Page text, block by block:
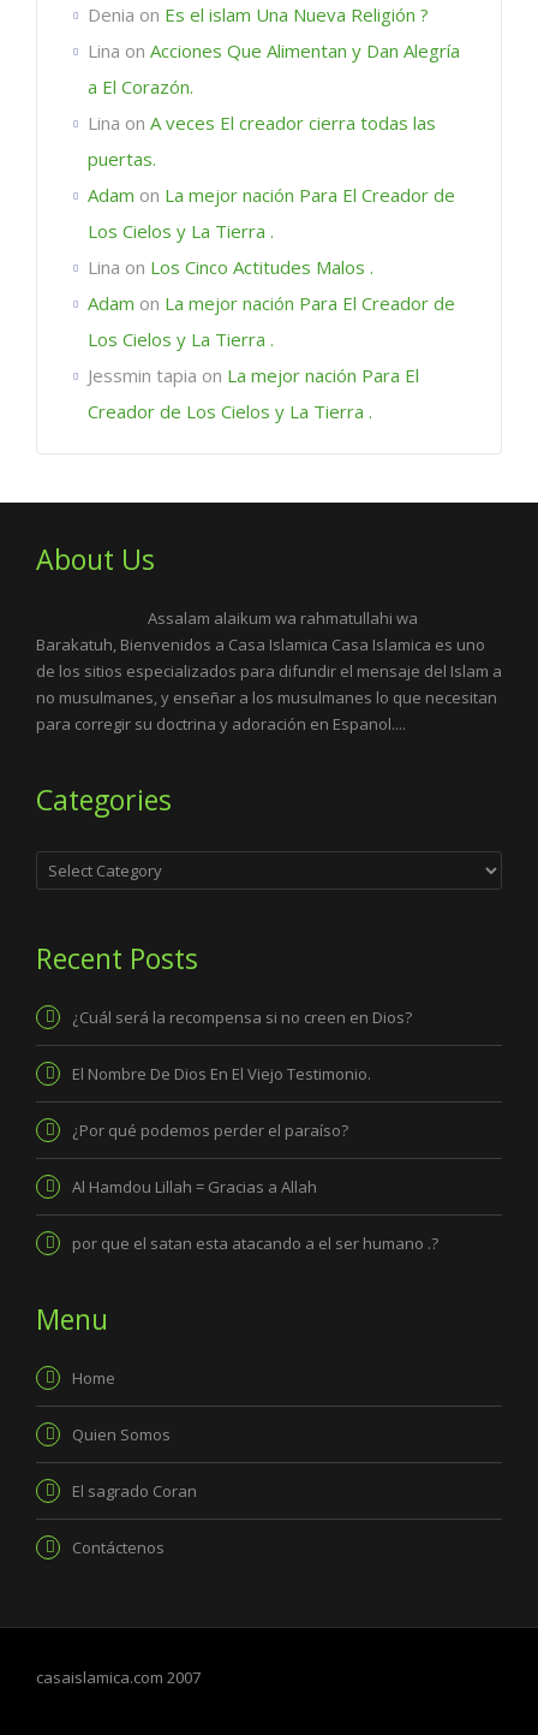
Denia on Es el islam Una Nueva Religión ?
Lina on Acciones Que Alimentan y Dan Alegría
a El Corazón.
Lina on A veces El creador cierra todas las
puertas.
Adam on La mejor nación Para El Creador de
Los Cielos y La Tierra .
Lina on Los Cinco Actitudes Malos .
Adam on La mejor nación Para El Creador de
Los Cielos y La Tierra .
Jessmin tapia on La mejor nación Para El
Creador de Los Cielos y La Tierra .
About Us
Assalam alaikum wa rahmatullahi wa
Barakatuh, Bienvenidos a Casa Islamica Casa Islamica es uno
de los sitios especializados para difundir el mensaje del Islam a
no musulmanes, y enseñar a los musulmanes lo que necesitan
para corregir su doctrina y adoración en Espanol....
Categories
Categories
Recent Posts
¿Cuál será la recompensa si no creen en Dios?
El Nombre De Dios En El Viejo Testimonio.
¿Por qué podemos perder el paraíso?
Al Hamdou Lillah = Gracias a Allah
por que el satan esta atacando a el ser humano .?
Menu
Home
Quien Somos
El sagrado Coran
Contáctenos
casaislamica.com 2007